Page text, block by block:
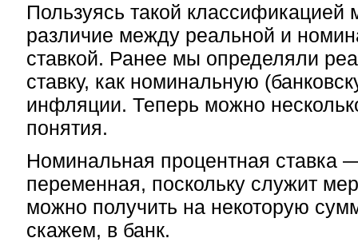
Пользуясь такой классификацией
различие между реальной и
ставкой. Ранее мы определяли
ставку, как номинальную
инфляции. Теперь можно
понятия.
Номинальная процентная ставка
переменная, поскольку служит
можно получить на некоторую
скажем, в банк.